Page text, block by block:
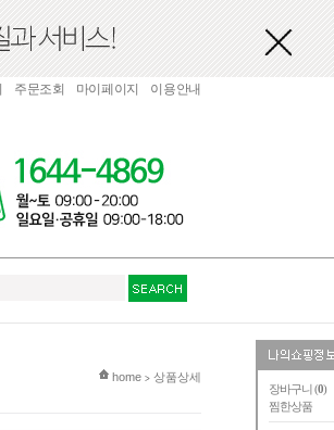
장바구니 (0)
찜한상품
주문조회 마이페이지 이용안내
현재 위치
home > 상품상세